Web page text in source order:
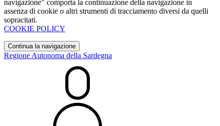
navigazione" comporta la continuazione della navigazione in
assenza di cookie o altri strumenti di tracciamento diversi da quelli
sopracitati.
COOKIE POLICY
Continua la navigazione
Regione Autonoma della Sardegna